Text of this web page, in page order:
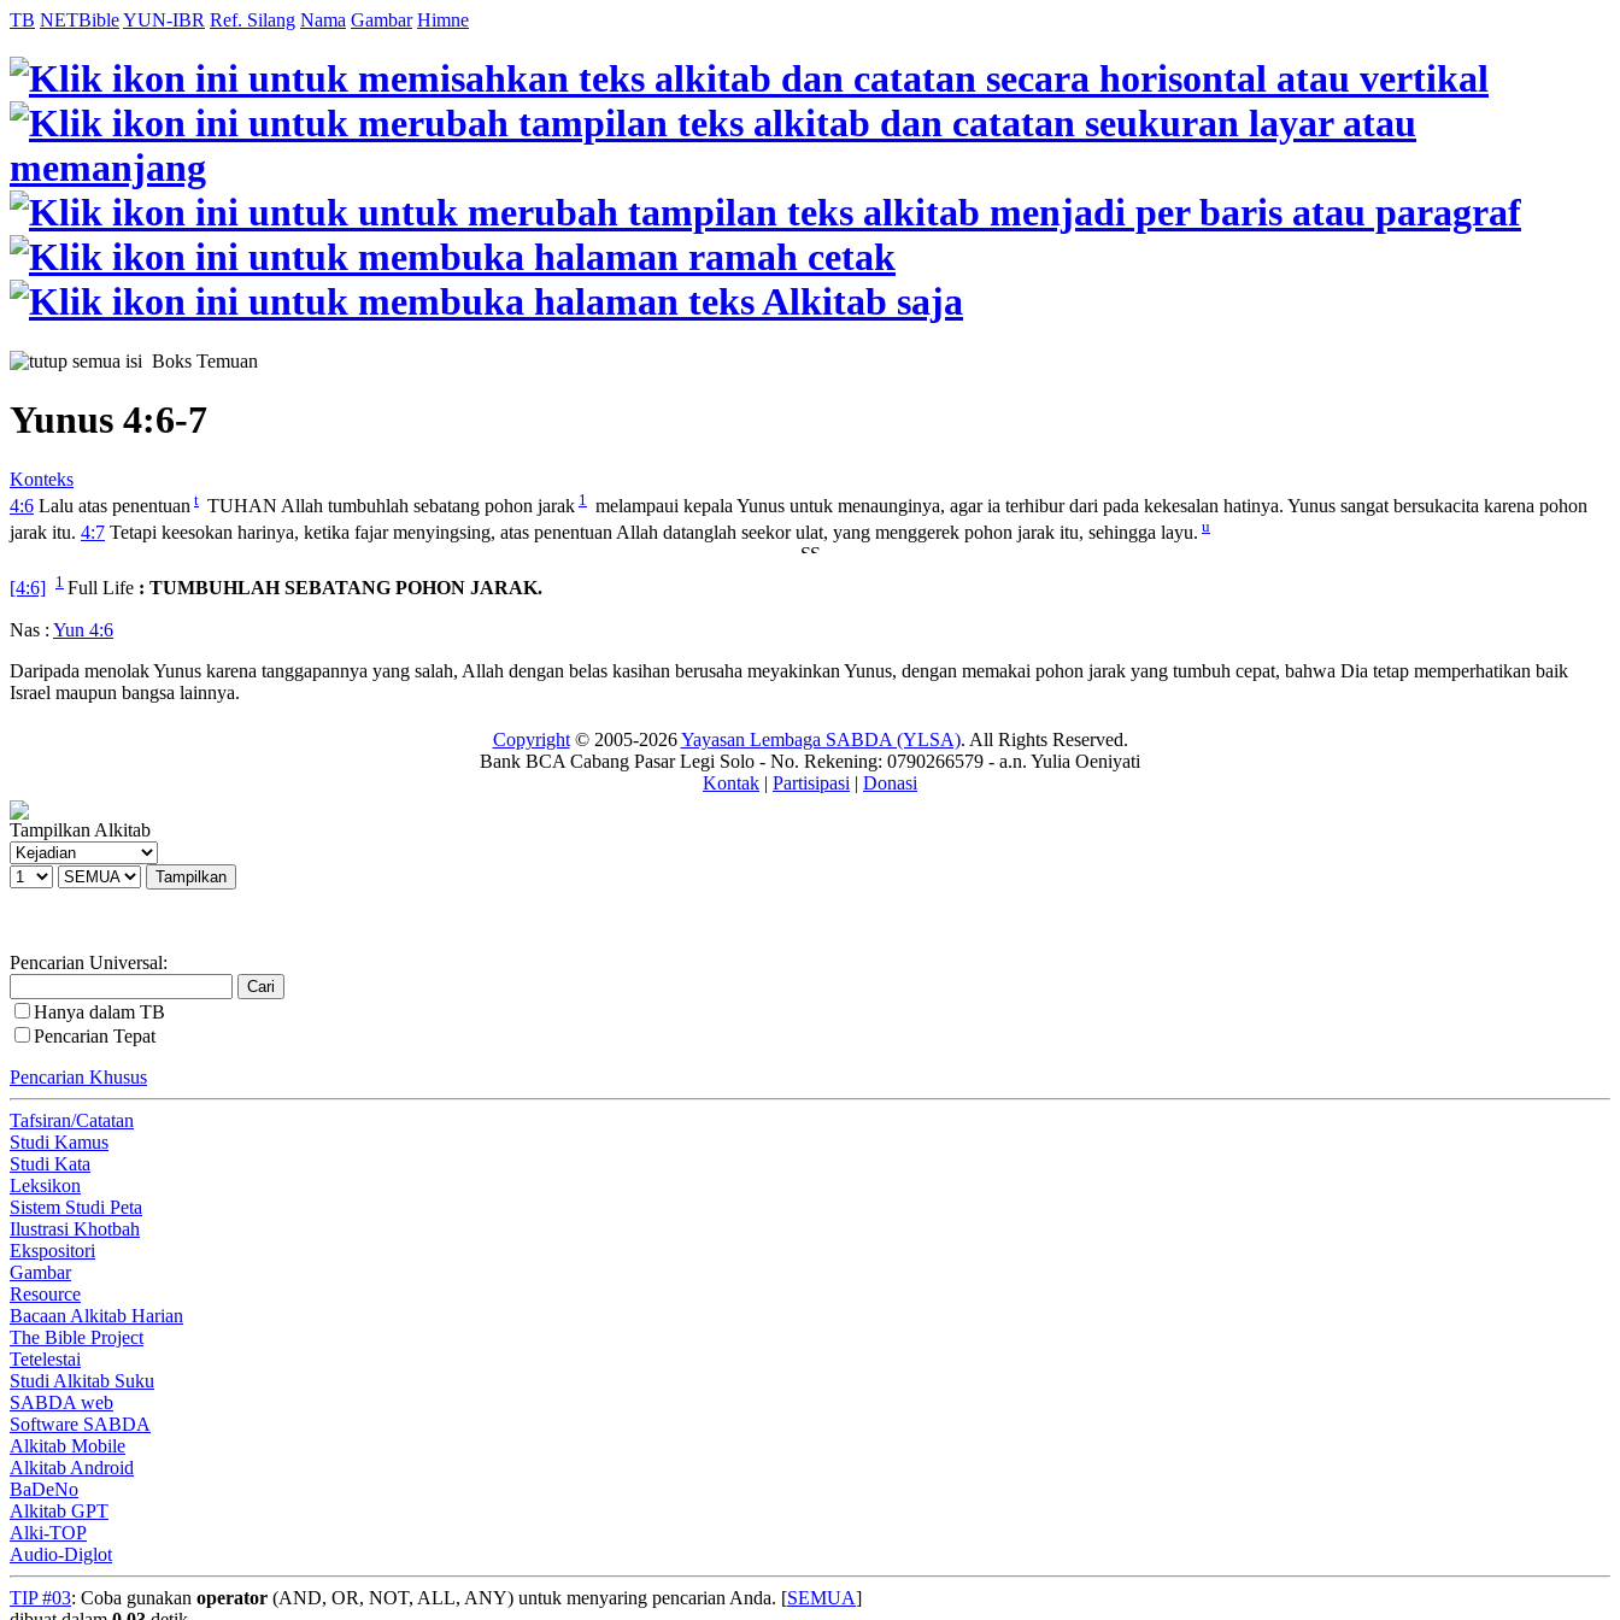
TB NETBibleYUN-IBR Ref. Silang Nama Gambar Himne
Boks Temuan
Yunus 4:6-7
Konteks
4:6 Lalu atas penentuan t TUHAN Allah tumbuhlah sebatang pohon jarak 1
melampaui kepala Yunus untuk menaunginya, agar ia terhibur dari pada kekesalan hatinya. Yunus sangat bersukacita karena pohon
jarak itu. 4:7 Tetapi keesokan harinya, ketika fajar menyingsing, atas penentuan Allah datanglah seekor ulat, yang menggerek pohon jarak itu, sehingga layu. u
[4:6] 1 Full Life : TUMBUHLAH SEBATANG POHON JARAK.
Nas : Yun 4:6
Daripada menolak Yunus karena tanggapannya yang salah, Allah dengan belas kasihan berusaha meyakinkan Yunus, dengan memakai pohon jarak yang tumbuh cepat, bahwa Dia tetap memperhatikan baik
Israel maupun bangsa lainnya.
Copyright© 2005-2026Yayasan Lembaga SABDA (YLSA). All Rights Reserved.
Bank BCA Cabang Pasar Legi Solo - No. Rekening: 0790266579 - a.n. Yulia Oeniyati
Kontak | Partisipasi | Donasi
Tampilkan Alkitab
Pencarian Universal:
Hanya dalam TB
Pencarian Tepat
Pencarian Khusus
Tafsiran/Catatan
Studi Kamus
Studi Kata
Leksikon
Sistem Studi Peta
Ilustrasi Khotbah
Ekspositori
Gambar
Resource
Bacaan Alkitab Harian
The Bible Project
Tetelestai
Studi Alkitab Suku
SABDA web
Software SABDA
Alkitab Mobile
Alkitab Android
BaDeNo
Alkitab GPT
Alki-TOP
Audio-Diglot
TIP #03: Coba gunakan operator (AND, OR, NOT, ALL, ANY) untuk menyaring pencarian Anda. [SEMUA]